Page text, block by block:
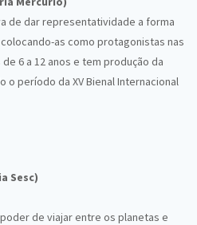
de dar representatividade a forma
as como protagonistas nas
6 a 12 anos e tem produção da
período da XV Bienal Internacional
Sesc)
de viajar entre os planetas e